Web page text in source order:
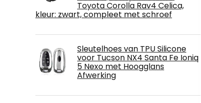
Toyota Corolla Rav4 Celica,
kleur: zwart, compleet met schroef
Sleutelhoes van TPU Silicone
voor Tucson NX4 Santa Fe Ioniq
5 Nexo met Hoogglans
Afwerking